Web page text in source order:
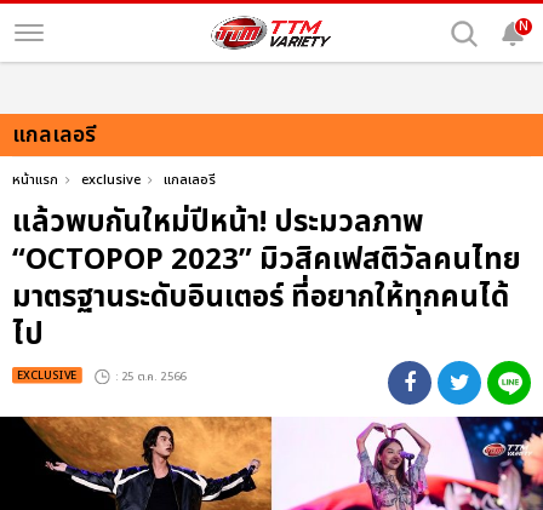
N
แกลเลอรี
หน้าแรก exclusive แกลเลอรี
แล้วพบกันใหม่ปีหน้า! ประมวลภาพ
“OCTOPOP 2023” มิวสิคเฟสติวัลคนไทย
มาตรฐานระดับอินเตอร์ ที่อยากให้ทุกคนได้
ไป
EXCLUSIVE : 25 ต.ค. 2566